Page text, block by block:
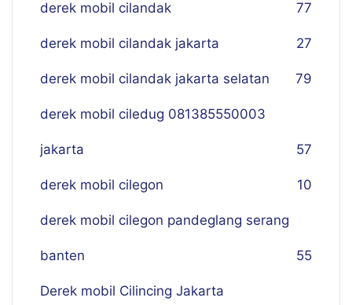
derek mobil cilandak 77
derek mobil cilandak jakarta 27
derek mobil cilandak jakarta selatan 79
derek mobil ciledug 081385550003
jakarta 57
derek mobil cilegon 10
derek mobil cilegon pandeglang serang
banten 55
Derek mobil Cilincing Jakarta